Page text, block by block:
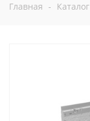
Главная - Каталог